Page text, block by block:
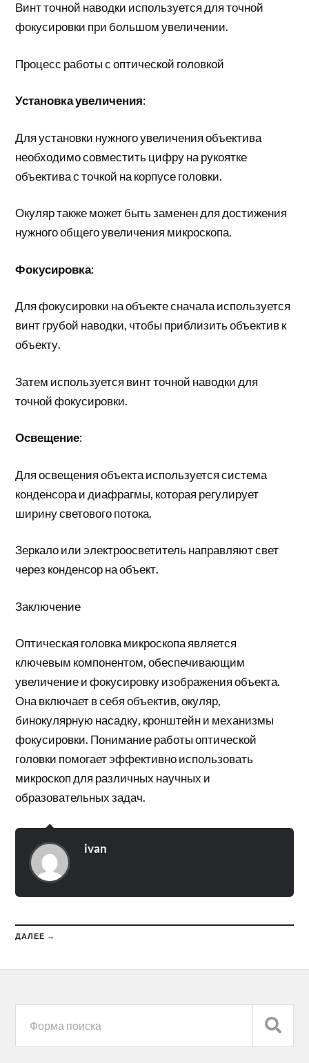
Винт точной наводки используется для точной
фокусировки при большом увеличении.
Процесс работы с оптической головкой
Установка увеличения:
Для установки нужного увеличения объектива
необходимо совместить цифру на рукоятке
объектива с точкой на корпусе головки.
Окуляр также может быть заменен для достижения
нужного общего увеличения микроскопа.
Фокусировка:
Для фокусировки на объекте сначала используется
винт грубой наводки, чтобы приблизить объектив к
объекту.
Затем используется винт точной наводки для
точной фокусировки.
Освещение:
Для освещения объекта используется система
конденсора и диафрагмы, которая регулирует
ширину светового потока.
Зеркало или электроосветитель направляют свет
через конденсор на объект.
Заключение
Оптическая головка микроскопа является
ключевым компонентом, обеспечивающим
увеличение и фокусировку изображения объекта.
Она включает в себя объектив, окуляр,
бинокулярную насадку, кронштейн и механизмы
фокусировки. Понимание работы оптической
головки помогает эффективно использовать
микроскоп для различных научных и
образовательных задач.
ivan
ДАЛЕЕ →